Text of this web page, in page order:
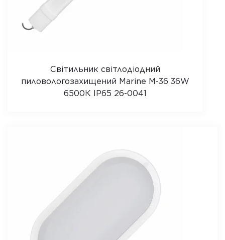
Світильник світлодіодний
пиловологозахищений Marine M-36 36W
6500К IP65 26-0041